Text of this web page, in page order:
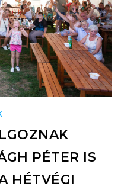
PÉTER IS
HÉTVÉGI